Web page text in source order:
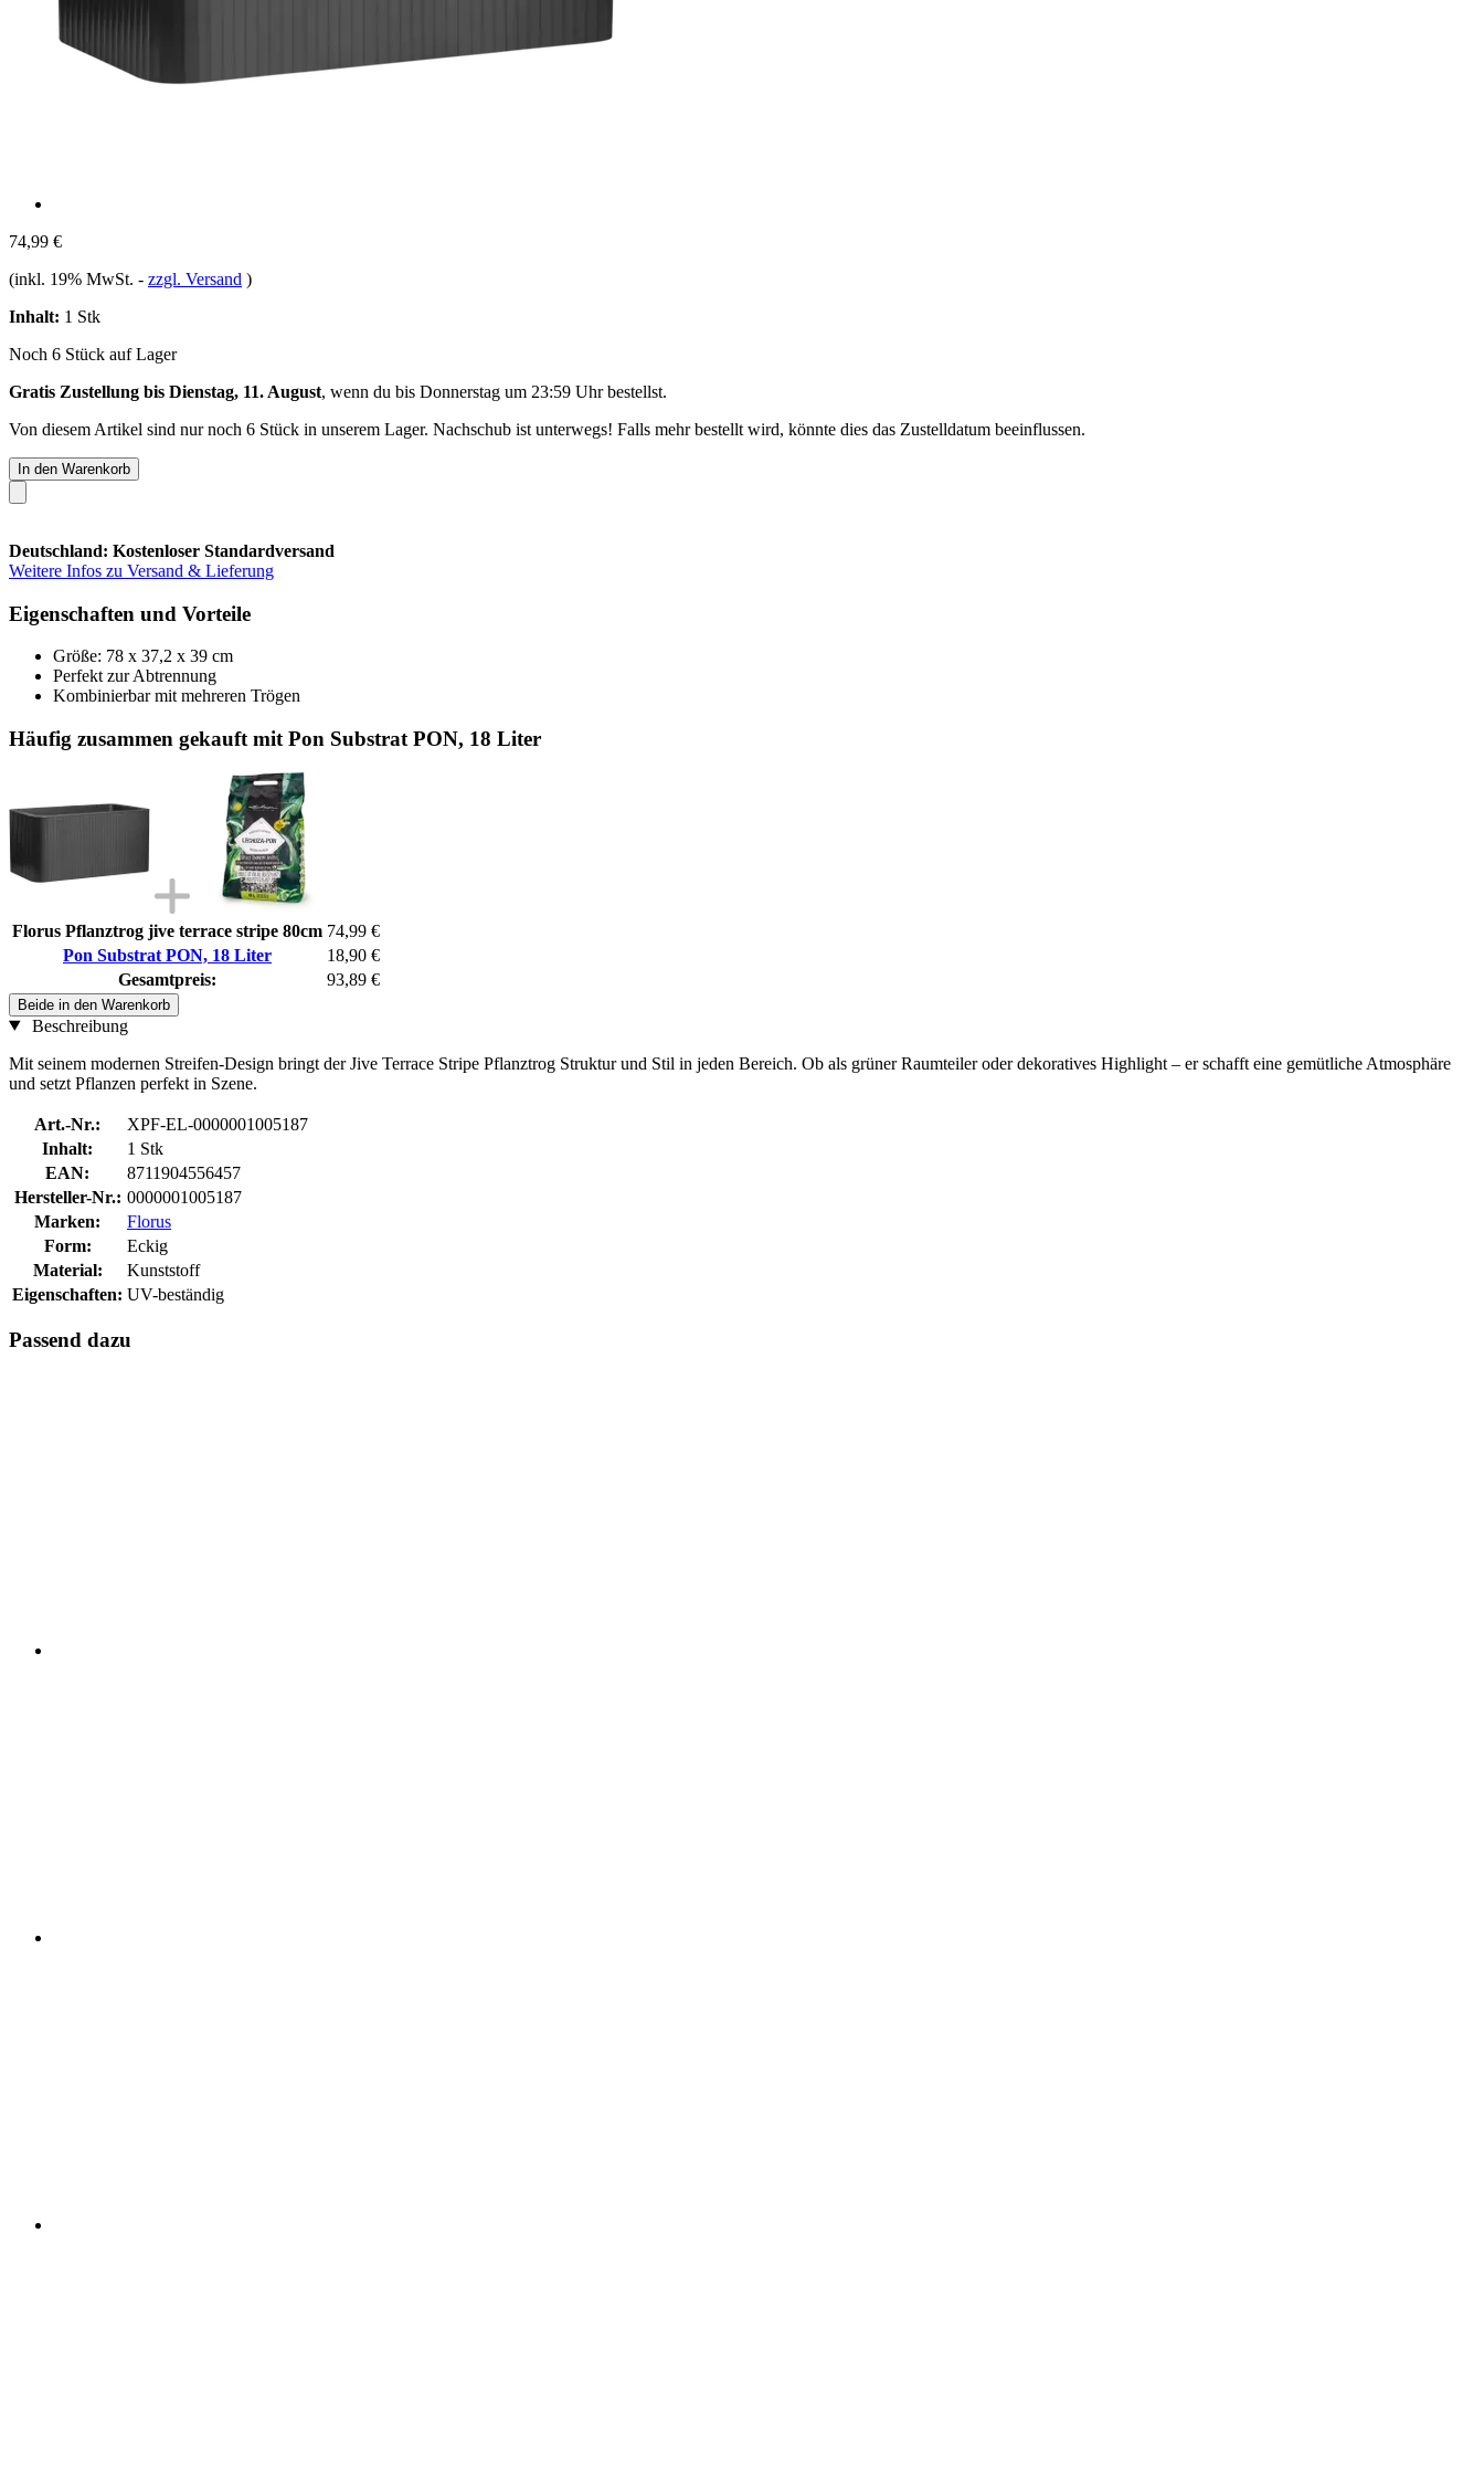
74,99 €
(inkl. 19% MwSt. - zzgl. Versand )
Inhalt: 1 Stk
Noch 6 Stück auf Lager
Gratis Zustellung bis Dienstag, 11. August, wenn du bis Donnerstag um 23:59 Uhrbestellst.
Von diesem Artikel sind nur noch 6 Stück in unserem Lager. Nachschub ist unterwegs! Falls mehr bestellt wird, könnte dies das Zustelldatum beeinflussen.
In den Warenkorb
Deutschland: Kostenloser Standardversand
Weitere Infos zu Versand & Lieferung
Eigenschaften und Vorteile
Größe: 78 x 37,2 x 39 cm
Perfekt zur Abtrennung
Kombinierbar mit mehreren Trögen
Häufig zusammen gekauft mit Pon Substrat PON, 18 Liter
Florus Pflanztrog jive terrace stripe 80cm 74,99 €
Pon Substrat PON, 18 Liter
18,90 €
Gesamtpreis:
93,89 €
Beide in den Warenkorb
Beschreibung
Mit seinem modernen Streifen-Design bringt der Jive Terrace Stripe Pflanztrog Struktur und Stil in jeden Bereich. Ob als grüner Raumteiler oder dekoratives Highlight – er schafft eine gemütliche Atmosphäre
und setzt Pflanzen perfekt in Szene.
Art.-Nr.:
XPF-EL-0000001005187
Inhalt:
1 Stk
EAN:
8711904556457
Hersteller-Nr.: 0000001005187
Marken:
Florus
Form:
Eckig
Material:
Kunststoff
Eigenschaften: UV-beständig
Passend dazu